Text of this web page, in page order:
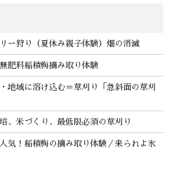
ー狩り（夏休み親子体験）畑の消滅
肥料稲積梅摘み取り体験
地域に溶け込む＝草刈り「急斜面の草刈
、米づくり、最低限必須の草刈り
気！稲積梅の摘み取り体験／来られよ氷